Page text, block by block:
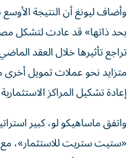
وأضاف ليونغ أن النتيجة
بحد ذاتها» قد عادت لتشكل
تراجع تأثيرها خلال العقد
متزايد نحو عملات تمويل
إعادة تشكيل المراكز
واتفق ماساهيكو لو، كبير
«ستيت ستريت للاستثمار»، مع